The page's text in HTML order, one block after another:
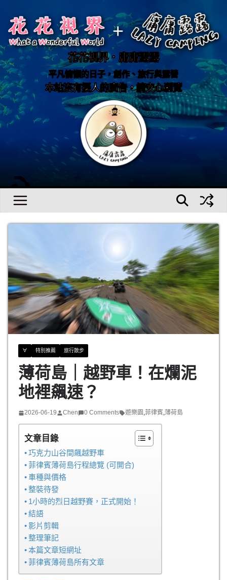
content
花花視界．庸庸露露
平凡慵懶的日子，創作、旅行與露營
本站沒有擾人的廣告，請安心瀏覽
∀ 特別推薦 旅行散步
薄荷島｜越野車！在爛泥
地裡飆速？
2026-06-19 Chen 0 Comments 遊樂園 ,菲律賓,薄荷島
文章目錄
巧克力山谷間飆越野車
菲律賓薄荷島行程總覽 (可開合)
車種與價格
整裝待發
1小時的烈日越野賽，正式開始！
結語
影片剪輯
整理筆記
本篇文章短網址
菲律賓薄荷島所有文章